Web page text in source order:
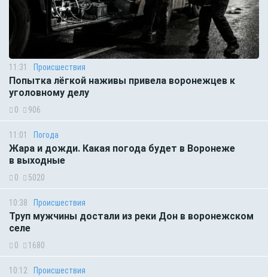
11:31 Происшествия
Попытка лёгкой наживы привела воронежцев к
уголовному делу
0 906
11:01 Погода
Жара и дожди. Какая погода будет в Воронеже
в выходные
0 5020
10:38 Происшествия
Труп мужчины достали из реки Дон в воронежском
селе
0 1680
10:12 Происшествия